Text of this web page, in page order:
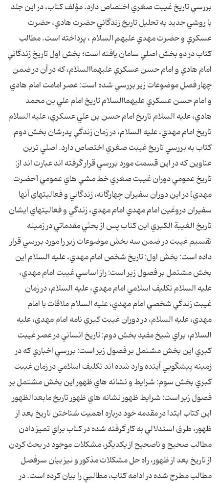
بررسي تاريخ غيبت صغري اختصاص دارد. مؤلف کتاب، در اين جلد
با روشي جديد به تحليل تاريخ زندگاني حضرت هادي، حضرت
عسکري و حضرت مهدي عليهم السلام ، پرداخته است. مطالب
کتاب در دو بخش اصلي سامان يافته است؛ بخش اول تاريخ زندگاني
امام هادي و امام حسن عسکري عليهماالسلام، که در آن در ضمن
چهار فصل موضوعات زير بررسي شده است: عصر امامت امام هادي
و امام حسن عسکري عليهماالسلام تاريخ امام علي بن محمد
هادي، عليه السلام تاريخ امام حسن بن علي عسکري، عليه السلام
تاريخ امام مهدي، عليه السلام، در زمان زندگي پدرشان بخش دوم
کتاب به بررسي تاريخ غيبت صغري اختصاص دارد. اصلي ترين
عناوين که در اين قسمت مورد بررسي قرار گرفته اند عبارت اند از:
تاريخ عمومي دوران غيبت صغري خط مشي هاي عمومي [حضرت
مهدي] در اين دوران سفيران چهارگانه، زندگاني و فعاليتهاي آنها
سفيران دروغين امام مهدي امام مهدي، زندگي و فعاليتهاي ايشان
تاريخ الغيبة الکبري اين کتاب پس از بحثي مقدماتي در زمينه
تقسيم غيبت در ضمن سه بخش موضوعات زير را مورد بررسي قرار
داده است: بخش اول: تاريخ شخص امام مهدي، عليه السلام اين
بخش مشتمل بر فصول زير است: راز اساسي غيبت امام مهدي،
عليه السلام تکليف اسلامي امام مهدي، عليه السلام، در زمان
غيبت زندگي شخصي امام مهدي، عليه السلام ملاقات با امام
مهدي، عليه السلام، در دوران غيبت کبري نامه امام مهدي، عليه
السلام، براي شيخ مفيد بخش دوم: تاريخ انساني در عصر غيبت
کبري اين بخش مشتمل بر فصول زير است: بررسي اخباري که در
زمينه پيشگويي آينده وارد شده اند تکليف اسلامي در زمان غيبت
کبري بخش سوم: شرايط و نشانه هاي ظهور اين بخش مشتمل بر
فصول زير است: شرايط ظهور نشانه هاي ظهور تاريخ مابعدالظهور
اين کتاب ابتدا در مقدمه خود درباره اهميت شناختن تاريخ بعد از
ظهور، طرق استدلالي به کار گرفته شده در کتاب براي تميز دادن
مطالب صحيح و ناصحيح از يکديگر، مشکلات موجود در بحث کردن
از تاريخ بعد از ظهور، راه حل مشکلات مذکور و نيز بيان سرفصل
مطالب مطرح شده در ادامه کتاب، مطالبي را بيان کرده است. در